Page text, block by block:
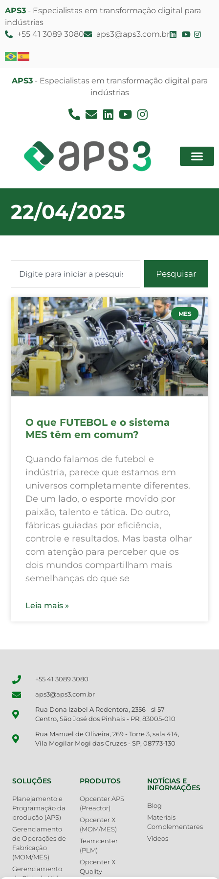
APS3 - Especialistas em transformação digital para
indústrias
+55 41 3089 3080
aps3@aps3.com.br
APS3- Especialistas em transformação digital para
indústrias
22/04/2025
Pesquisar
MES
O que FUTEBOL e o sistema
MES têm em comum?
Quando falamos de futebol e
indústria, parece que estamos em
universos completamente diferentes.
De um lado, o esporte movido por
paixão, talento e tática. Do outro,
fábricas guiadas por eficiência,
controle e resultados. Mas basta olhar
com atenção para perceber que os
dois mundos compartilham mais
semelhanças do que se
Leia mais »
+55 41 3089 3080
aps3@aps3.com.br
Rua Dona Izabel A Redentora, 2356 - sl 57 -
Centro, São José dos Pinhais - PR, 83005-010
Rua Manuel de Oliveira, 269 - Torre 3, sala 414,
Vila Mogilar Mogi das Cruzes - SP, 08773-130
SOLUÇÕES
Planejamento e
Programação da
produção (APS)
Gerenciamento
de Operações de
Fabricação
(MOM/MES)
Gerenciamento
PRODUTOS
Opcenter APS
(Preactor)
Opcenter X
(MOM/MES)
Teamcenter
(PLM)
Opcenter X
Quality
NOTÍCIAS E
INFORMAÇÕES
Blog
Materiais
Complementares
Vídeos